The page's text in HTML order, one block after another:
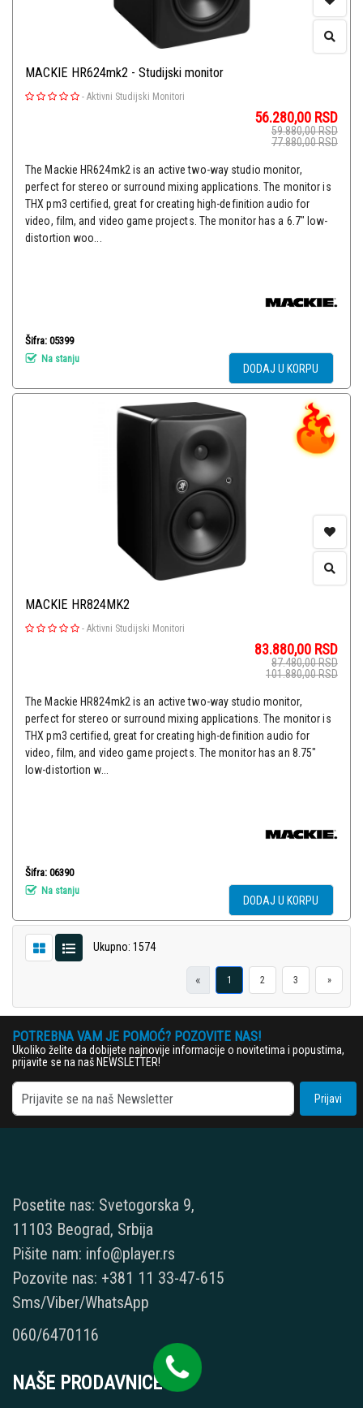
MACKIE HR624mk2 - Studijski monitor
- Aktivni Studijski Monitori
56.280,00 RSD
59.880,00RSD
77.880,00RSD
The Mackie HR624mk2 is an active two-way studio monitor,
perfect for stereo or surround mixing applications. The monitor is
THX pm3 certified, great for creating high-definition audio for
video, film, and video game projects. The monitor has a 6.7" low-
distortion woo...
Šifra: 05399
Na stanju
DODAJ U KORPU
MACKIE HR824MK2
- Aktivni Studijski Monitori
83.880,00 RSD
87.480,00RSD
101.880,00RSD
The Mackie HR824mk2 is an active two-way studio monitor,
perfect for stereo or surround mixing applications. The monitor is
THX pm3 certified, great for creating high-definition audio for
video, film, and video game projects. The monitor has an 8.75"
low-distortion w...
Šifra: 06390
Na stanju
DODAJ U KORPU
Ukupno: 1574
« 1 2 3 »
POTREBNA VAM JE POMOĆ? POZOVITE NAS!
Ukoliko želite da dobijete najnovije informacije o novitetima i popustima,
prijavite se na naš NEWSLETTER!
Prijavi
Posetite nas: Svetogorska 9,
11103 Beograd, Srbija
Pišite nam: info@player.rs
Pozovite nas: +381 11 33-47-615
Sms/Viber/WhatsApp
060/6470116
NAŠE PRODAVNICE